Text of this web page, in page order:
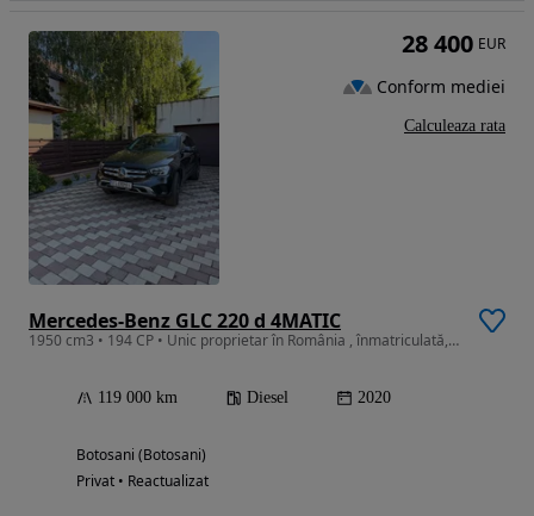
Mercedes-Benz GLC 220 d 4MATIC
1950 cm3 • 194 CP • Unic proprietar în România , înmatriculată, stare ireproșabilă
119 000 km Diesel 2020
Botosani (Botosani)
Privat • Reactualizat
28 400 EUR
Conform mediei
Calculeaza rata